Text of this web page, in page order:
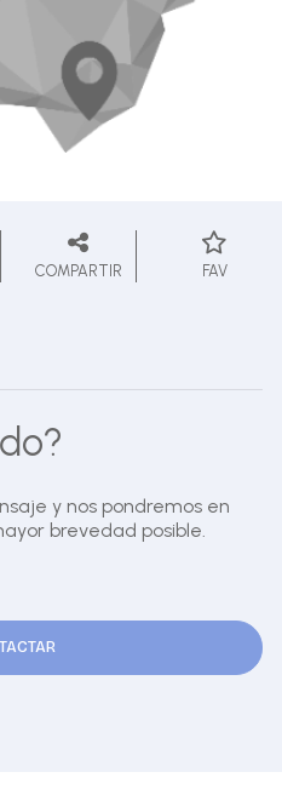
COMPARTIR FAV
y nos pondremos en
brevedad posible.